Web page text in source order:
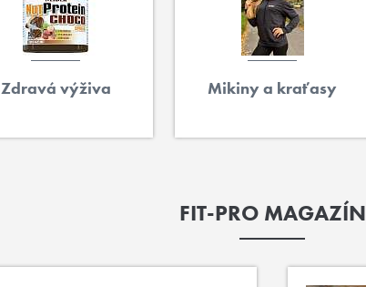
Zdravá výživa Mikiny a kraťasy
FIT-PRO MAGAZÍN